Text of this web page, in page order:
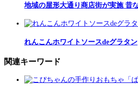
地域の屋形大通り商店街が実施 昔
れんこんホワイトソースdeグラタン
関連キーワード